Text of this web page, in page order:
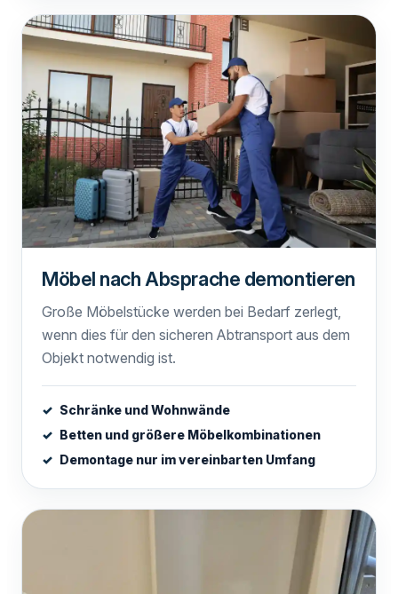
Möbel nach Absprache demontieren
Große Möbelstücke werden bei Bedarf zerlegt,
wenn dies für den sicheren Abtransport aus dem
Objekt notwendig ist.
Schränke und Wohnwände
Betten und größere Möbelkombinationen
Demontage nur im vereinbarten Umfang